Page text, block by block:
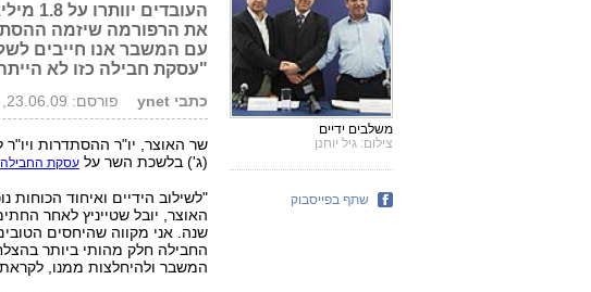
את הרפורמה שיזמה
עם המשבר אנו חייבים
"עסקת חבילה כזו לא הייתה 25
כתבי ynet פורסם: 23.06.09, 12:34
שר האוצר, יו"ר ההסתדרות
(ג') בלשכת השר על עסקת החבילה
"לשילוב הידיים ואיחוד
שנה. אני מקווה שהיחסים
החבילה חלק מהותי ביותר
המשבר ולהיחלצות ממנו, לקראת סוף
משלבים ידיים
צילום: גיל יוחנן
שתף בפייסבוק